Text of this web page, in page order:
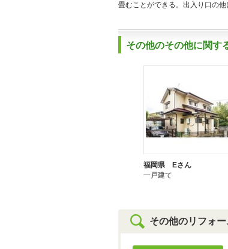
畳むことができる。出入り口の
その他のその他に関す
福岡県 Eさん
一戸建て
その他のリフォ